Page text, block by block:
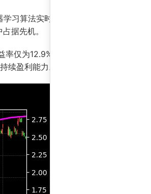
习算法实时处理历史数据和市场情绪，
据先机。
仅为12.9%，显示出低市场相关性，即
续盈利能力。